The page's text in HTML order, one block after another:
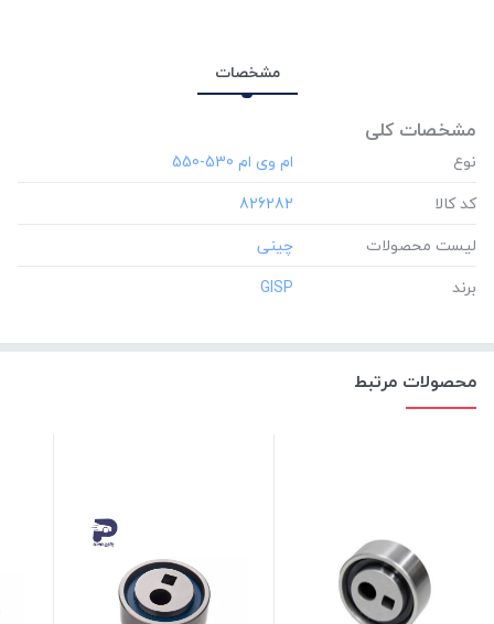
مشخصات
مشخصات کلی
نوع
کد کالا
‎826282
لیست محصولات
برند
‎GISP
محصولات مرتبط